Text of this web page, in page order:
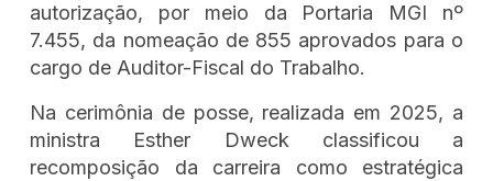
autorização, por meio da Portaria MGI nº
7.455, da nomeação de 855 aprovados para o
cargo de Auditor-Fiscal do Trabalho.
Na cerimônia de posse, realizada em 2025, a
ministra Esther Dweck classificou a
recomposição da carreira como estratégica